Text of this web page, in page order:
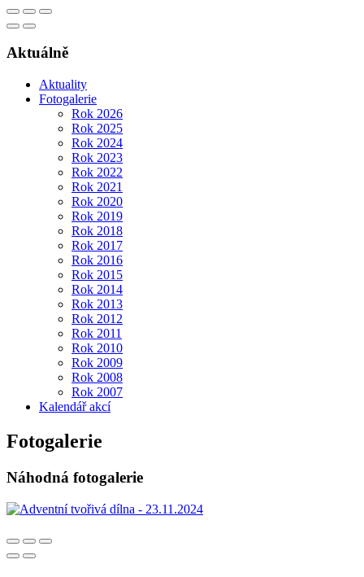
Aktuálně
Aktuality
Fotogalerie
Rok 2026
Rok 2025
Rok 2024
Rok 2023
Rok 2022
Rok 2021
Rok 2020
Rok 2019
Rok 2018
Rok 2017
Rok 2016
Rok 2015
Rok 2014
Rok 2013
Rok 2012
Rok 2011
Rok 2010
Rok 2009
Rok 2008
Rok 2007
Kalendář akcí
Fotogalerie
Náhodná fotogalerie